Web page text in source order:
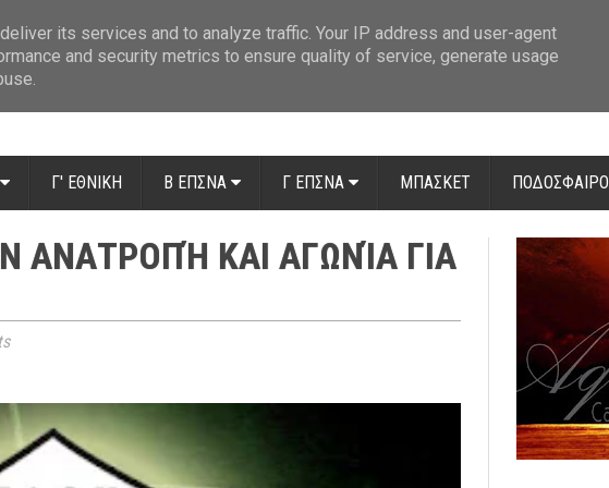
Γ' ΕΘΝΙΚΗ Β ΕΠΣΝΑ Γ ΕΠΣΝΑ ΜΠΑΣΚΕΤ ΠΟΔΟΣΦΑΙΡΟ
ΚΑΙ ΑΓΩΝΊΑ ΓΙΑ
its services and to analyze traffic. Your IP address and user-agent
and security metrics to ensure quality of service, generate usage